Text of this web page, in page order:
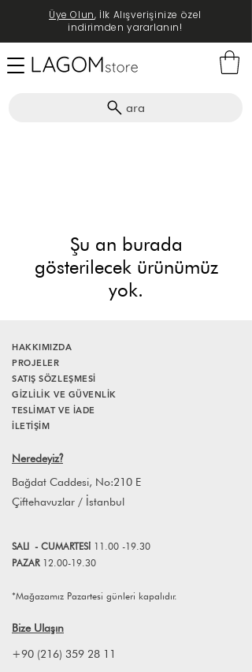
ara
Üye Olun, İlk Alışverişinize özel
indirimden yararlanın!
Şu an burada
gösterilecek ürünümüz
yok.
HAKKIMIZDA
PROJELER
SATIŞ SÖZLEŞMESİ
GİZLİLİK VE GÜVENLİK
TESLİMAT VE İADE
İLETİŞİM
Neredeyiz?
Bağdat Caddesi, No:210 E
Çiftehavuzlar / İstanbul
SALI - CUMARTESİ 11.00 -19.30
PAZAR 12.00-19.30
*Mağazamız Pazartesi günleri kapalıdır.
Bize Ulaşın
+90 (216) 359 28 11